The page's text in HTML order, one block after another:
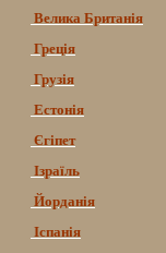
Велика Британія
Греція
Грузія
Естонія
Єгіпет
Ізраїль
Йорданія
Іспанія